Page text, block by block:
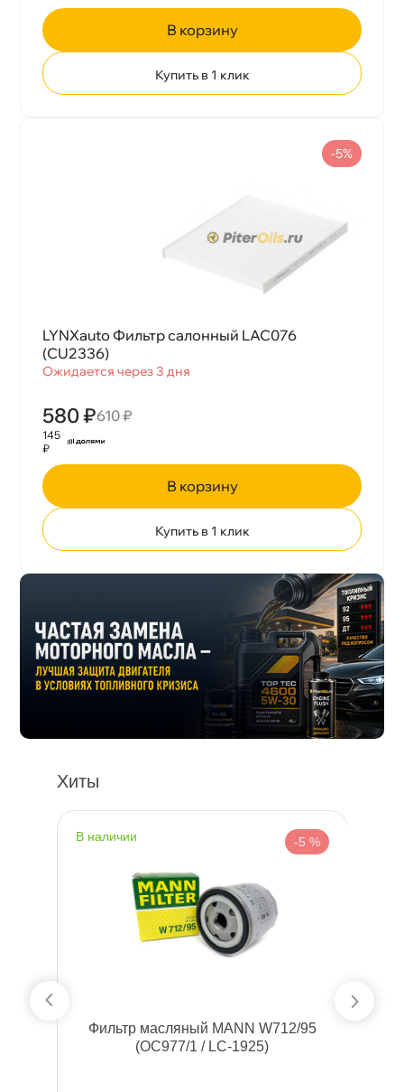
корзину
Купить в 1 клик
LYNXauto Фильтр салонный LAC076
(CU2336)
Ожидается через 3 дня
580 ₽610 ₽
-5%
145
₽
корзину
Купить в 1 клик
Хиты
наличии -5 %
Фильтр салонный MANN CUK26009
(VAG 5QD819653)